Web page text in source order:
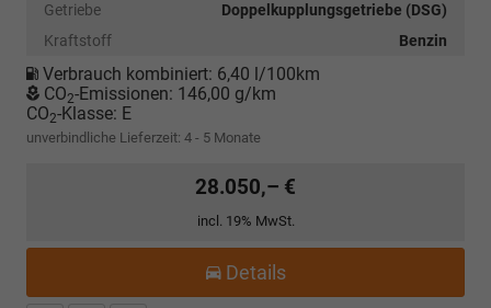
Getriebe
Doppelkupplungsgetriebe (DSG)
Kraftstoff
Benzin
Verbrauch kombiniert: 6,40 l/100km
CO2-Emissionen: 146,00 g/km
CO2-Klasse: E
unverbindliche Lieferzeit: 4 - 5 Monate
28.050,– €
incl. 19% MwSt.
Details